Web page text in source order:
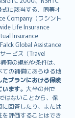
に該当する、同等オ
Company（ワシント
Life Insurance
Insurance
Global Assistance
ービス（Travel
償の規約や条件は、
の補償にあらゆる地
たプランにおける保険
ます。 大半の州で
はないことから、保
回答したり、または
評価することはでき